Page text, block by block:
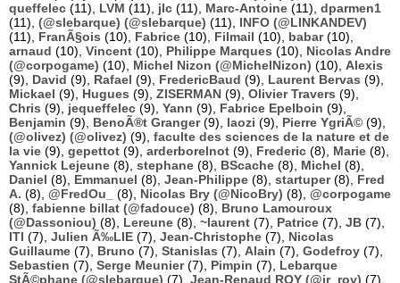
queffelec (11), LVM (11), jlc (11), Marc-Antoine (11), dparmen1
(11), (@slebarque) (@slebarque) (11), INFO (@LINKANDEV)
(11), FranÃ§ois (10), Fabrice (10), Filmail (10), babar(10),
arnaud (10), Vincent (10), Philippe Marques (10), Nicolas Andre
(@corpogame) (10), Michel Nizon (@MichelNizon) (10), Alexis
(9), David (9), Rafael (9), FredericBaud (9), Laurent Bervas (9),
Mickael (9), Hugues (9), ZISERMAN (9), Olivier Travers (9),
Chris (9), jequeffelec (9), Yann (9), Fabrice Epelboin (9),
Benjamin (9), BenoÃ®t Granger(9), laozi (9), Pierre YgriÃ© (9),
(@olivez) (@olivez) (9), faculte des sciences de la nature et de
la vie (9), gepettot (9), arderborelnot (9), Frederic (8), Marie (8),
Yannick Lejeune (8), stephane (8), BScache (8), Michel (8),
Daniel (8), Emmanuel (8), Jean-Philippe (8), startuper(8), Fred
A. (8), @FredOu_ (8), Nicolas Bry (@NicoBry) (8), @corpogame
(8), fabienne billat (@fadouce) (8), Bruno Lamouroux
(@Dassoniou) (8), Lereune (8), ~laurent (7), Patrice (7), JB (7),
ITI (7), Julien Ã‰LIE (7), Jean-Christophe (7), Nicolas
Guillaume (7), Bruno (7), Stanislas (7), Alain (7), Godefroy (7),
Sebastien (7), Serge Meunier(7), Pimpin (7), Lebarque
StÃ©phane (@slebarque) (7), Jean-Renaud ROY (@jr_roy) (7),